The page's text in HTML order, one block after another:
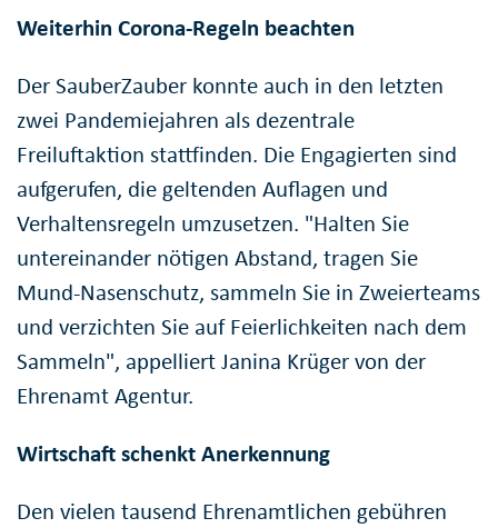
Weiterhin Corona-Regeln beachten
Der SauberZauber konnte auch in den letzten
zwei Pandemiejahren als dezentrale
Freiluftaktion stattfinden. Die Engagierten sind
aufgerufen, die geltenden Auflagen und
Verhaltensregeln umzusetzen. "Halten Sie
untereinander nötigen Abstand, tragen Sie
Mund-Nasenschutz, sammeln Sie in Zweierteams
und verzichten Sie auf Feierlichkeiten nach dem
Sammeln", appelliert Janina Krüger von der
Ehrenamt Agentur.
Wirtschaft schenkt Anerkennung
Den vielen tausend Ehrenamtlichen gebühren